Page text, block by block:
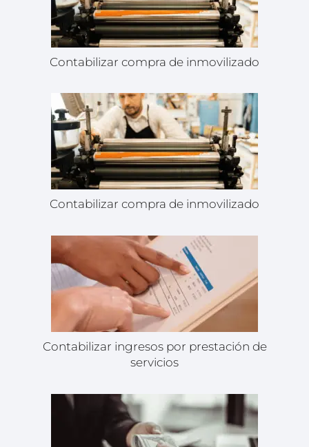
Contabilizar compra de inmovilizado
Contabilizar compra de inmovilizado
Contabilizar ingresos por prestación de
servicios